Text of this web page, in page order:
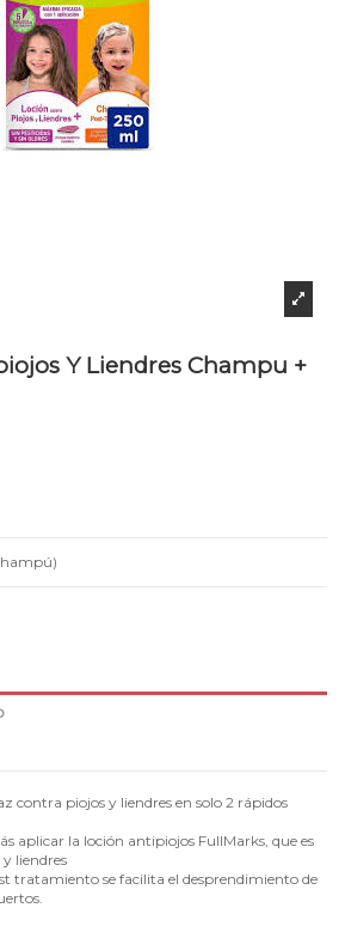
Y Liendres Champu +
contra piojos y liendres en solo 2 rápidos
aplicar la loción antipiojos FullMarks, que es
liendres
tratamiento se facilita el desprendimiento de